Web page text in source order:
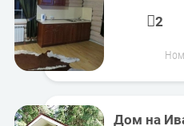
2
Дом на